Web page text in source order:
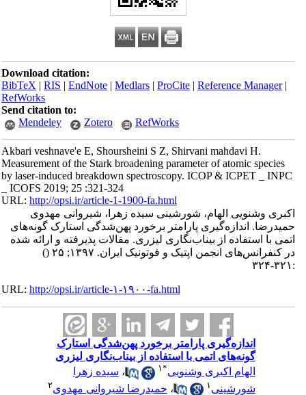
Download citation:
BibTeX|RIS|EndNote|Medlars|ProCite|Reference Manager
RefWorks
Send citation to:
Mendeley
Zotero RefWorks
Akbari veshnave'e E, Shoursheini S Z, Shirvani mahdavi H.
Measurement of the Stark broadening parameter of atomic species
by laser-induced breakdown spectroscopy. ICOP & ICPET _ INPC
_ ICOFS 2019; 25 :321-324
URL:http://opsi.ir/article-1-1900-fa.html
اکبری وشنویی الهام، شورشینی سیده زهرا، شیروانی مهدوی
حمیدرضا. اندازه‌گیری پارامتر برخورد پهن‌شدگی استارک گونه‌های
اتمی با استفاده از بیناب‌نگاری لیزری. مقالات پذیرفته و ارائه شده
در کنفرانس‌های انجمن اپتیک و فوتونیک ایران. ۱۳۹۷; ۲۵
()
URL:http://opsi.ir/article-۱-۱۹۰۰-fa.html
اندازه‌گیری پارامتر برخورد پهن‌شدگی استارک
گونه‌های اتمی با استفاده از بیناب‌نگاری لیزری
الهام اکبری وشنویی
۱ ،سیده زهرا
شورشینی
،حمیدرضا شیروانی مهدوی